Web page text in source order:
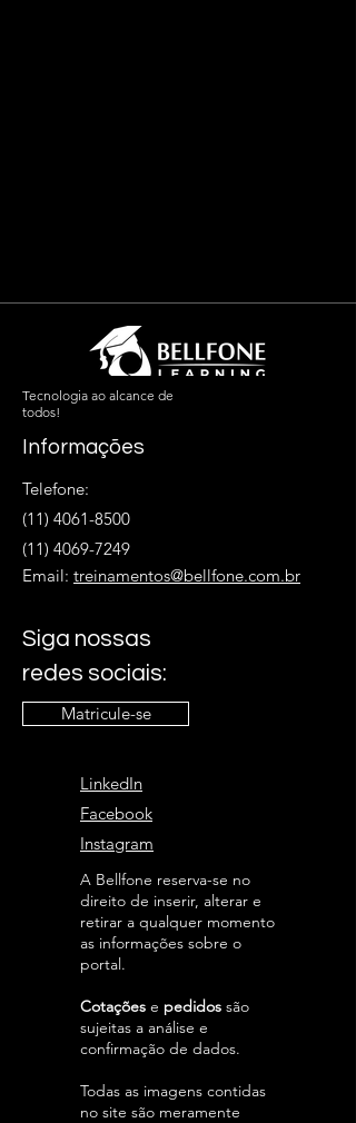
Tecnologia ao alcance de
todos!
Informações
Telefone:
(11) 4061-8500
(11) 4069-7249
Email: treinamentos@bellfone.com.br
Siga nossas
redes sociais:
Matricule-se
LinkedIn
Facebook
Instagram
A Bellfone reserva-se no
direito de inserir, alterar e
retirar a qualquer momento
as informações sobre o
portal.
Cotações e pedidos são
sujeitas a análise e
confirmação de dados.
Todas as imagens contidas
no site são meramente